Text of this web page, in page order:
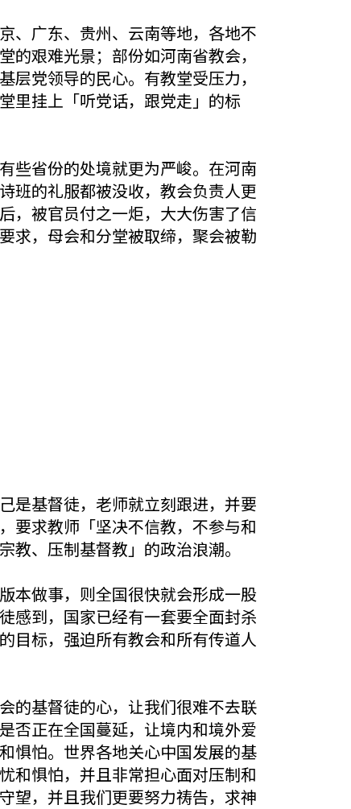
、广东、贵州、云南等地，各地不
艰难光景；部份如河南省教会，
党领导的民心。有教堂受压力，
里挂上「听党话，跟党走」的标
些省份的处境就更为严峻。在河南
班的礼服都被没收，教会负责人更
，被官员付之一炬，大大伤害了信
求，母会和分堂被取缔，聚会被勒
是基督徒，老师就立刻跟进，并要
要求教师「坚决不信教，不参与和
、压制基督教」的政治浪潮。
本做事，则全国很快就会形成一股
感到，国家已经有一套要全面封杀
目标，强迫所有教会和所有传道人
的基督徒的心，让我们很难不去联
否正在全国蔓延，让境内和境外爱
惧怕。世界各地关心中国发展的基
和惧怕，并且非常担心面对压制和
望，并且我们更要努力祷告，求神